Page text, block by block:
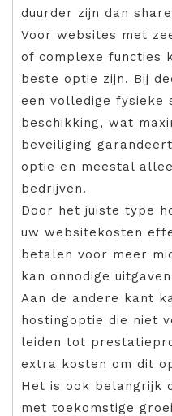
duurder zijn dan
Voor websites met
of complexe functies
beste optie zijn. Bij
een volledige fysieke
beschikking, wat
beveiliging
optie en meestal
bedrijven.
Door het juiste type
uw websitekosten
betalen voor meer
kan onnodige
Aan de andere kant
hostingoptie die niet
leiden tot
extra kosten om dit
Het is ook belangrijk
met toekomstige